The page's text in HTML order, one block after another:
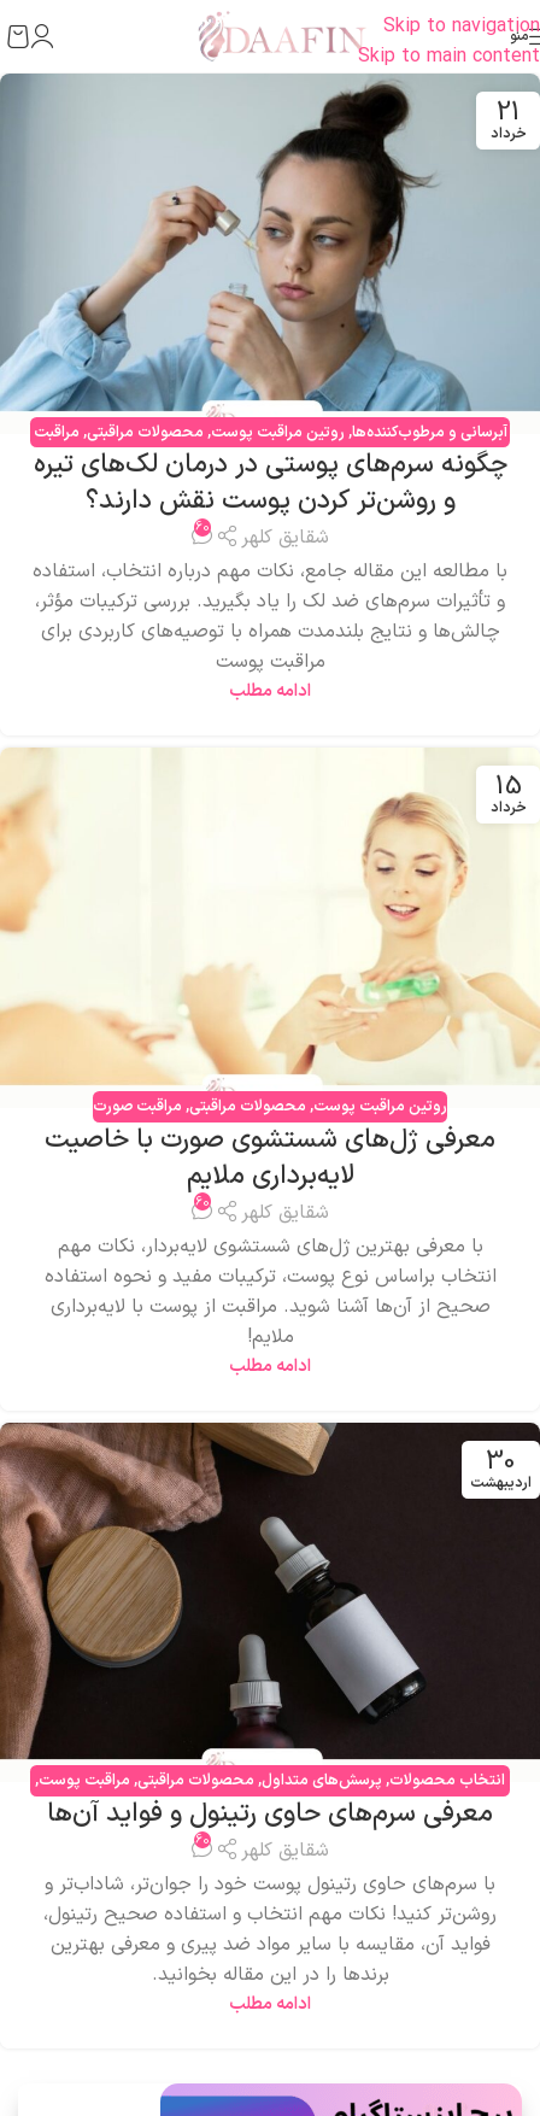
Skip to navigation
Skip to main content
منو
21
خرداد
آبرسانی و مرطوب‌کننده‌ها, روتین مراقبت پوست, محصولات مراقبتی, مراقبت
صورت,مشکلات پوستی
چگونه سرم‌های پوستی در درمان لک‌های تیره
و روشن‌تر کردن پوست نقش دارند؟
شقایق کلهر 60
با مطالعه این مقاله جامع، نکات مهم درباره انتخاب، استفاده
و تأثیرات سرم‌های ضد لک را یاد بگیرید. بررسی ترکیبات مؤثر،
چالش‌ها و نتایج بلندمدت همراه با توصیه‌های کاربردی برای
مراقبت پوست
ادامه مطلب
15
خرداد
روتین مراقبت پوست, محصولات مراقبتی, مراقبت صورت
معرفی ژل‌های شستشوی صورت با خاصیت
لایه‌برداری ملایم
شقایق کلهر 60
با معرفی بهترین ژل‌های شستشوی لایه‌بردار، نکات مهم
انتخاب براساس نوع پوست، ترکیبات مفید و نحوه استفاده
صحیح از آن‌ها آشنا شوید. مراقبت از پوست با لایه‌برداری
ملایم!
ادامه مطلب
30
اردیبهشت
انتخاب محصولات, پرسش‌های متداول, محصولات مراقبتی, مراقبت پوست,
مقایسه محصولات
معرفی سرم‌های حاوی رتینول و فواید آن‌ها
شقایق کلهر 60
با سرم‌های حاوی رتینول پوست خود را جوان‌تر، شاداب‌تر و
روشن‌تر کنید! نکات مهم انتخاب و استفاده صحیح رتینول،
فواید آن، مقایسه با سایر مواد ضد پیری و معرفی بهترین
برندها را در این مقاله بخوانید.
ادامه مطلب